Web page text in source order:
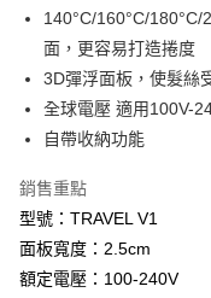
悠遊付
Google Pay
全盈+PAY
AFTEE先享後付
【關於「AFTEE先享後付」】
AFTEE先享後付是「在收到
便利好安心！
１．簡單：不需註冊會員、
２．便利：只要手機號碼，
ATM付款
運送方式
140°C/160°C/
面，更容易打造捲度
3D彈浮面板，使髮絲
全球電壓 適用100V-
自帶收納功能
銷售重點
型號：TRAVEL V1
面板寬度：2.5cm
額定電壓：100-240V